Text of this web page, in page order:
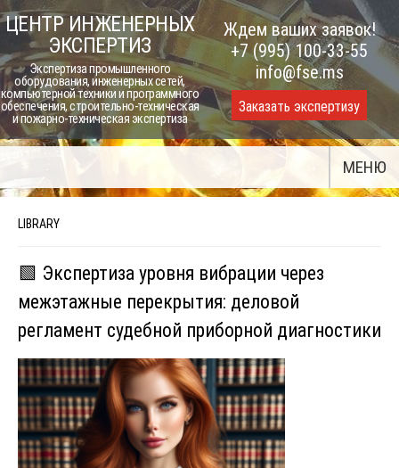
Skip
to
content
ЦЕНТР ИНЖЕНЕРНЫХ
ЭКСПЕРТИЗ
Экспертиза промышленного
оборудования, инженерных сетей,
компьютерной техники и программного
обеспечения, строительно-техническая
и пожарно-техническая экспертиза
Ждем ваших заявок!
+7 (995) 100-33-55
info@fse.ms
Заказать экспертизу
МЕНЮ
LIBRARY
🟩 Экспертиза уровня вибрации через
межэтажные перекрытия: деловой
регламент судебной приборной диагностики